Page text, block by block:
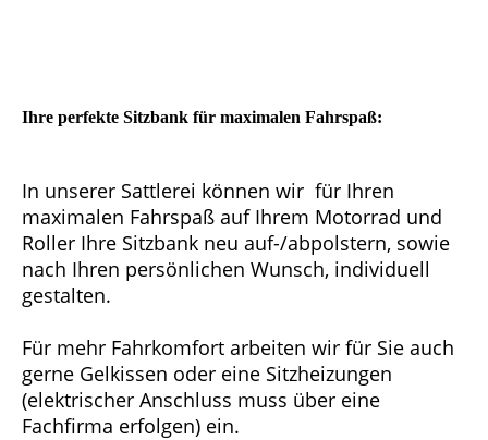
Ihre perfekte Sitzbank für maximalen Fahrspaß:
In unserer Sattlerei können wir für Ihren
maximalen Fahrspaß auf Ihrem Motorrad und
Roller Ihre Sitzbank neu auf-/abpolstern, sowie
nach Ihren persönlichen Wunsch, individuell
gestalten.
Für mehr Fahrkomfort arbeiten wir für Sie auch
gerne Gelkissen oder eine Sitzheizungen
(elektrischer Anschluss muss über eine
Fachfirma erfolgen) ein.